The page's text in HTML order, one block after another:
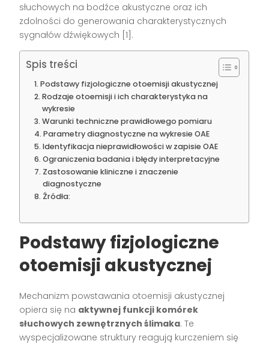
słuchowych na bodźce akustyczne oraz ich
zdolności do generowania charakterystycznych
sygnałów dźwiękowych [1].
Spis treści
Podstawy fizjologiczne otoemisji akustycznej
Rodzaje otoemisji i ich charakterystyka na
wykresie
Warunki techniczne prawidłowego pomiaru
Parametry diagnostyczne na wykresie OAE
Identyfikacja nieprawidłowości w zapisie OAE
Ograniczenia badania i błędy interpretacyjne
Zastosowanie kliniczne i znaczenie
diagnostyczne
Źródła:
Podstawy fizjologiczne
otoemisji akustycznej
Mechanizm powstawania otoemisji akustycznej
opiera się na aktywnej funkcji komórek
słuchowych zewnętrznych ślimaka. Te
wyspecjalizowane struktury reagują kurczeniem się